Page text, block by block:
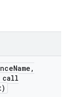
Name ,
call